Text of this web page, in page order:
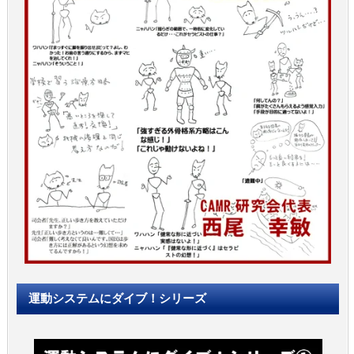
運動システムにダイブ！シリーズ